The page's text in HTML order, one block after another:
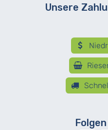
Unsere